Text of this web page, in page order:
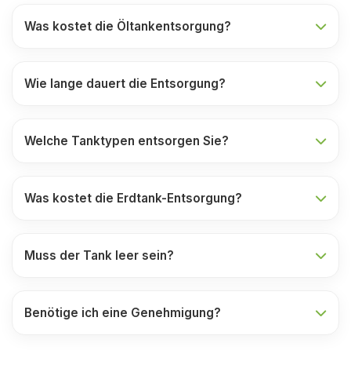
Was kostet die Öltankentsorgung?
Wie lange dauert die Entsorgung?
Welche Tanktypen entsorgen Sie?
Was kostet die Erdtank-Entsorgung?
Muss der Tank leer sein?
Benötige ich eine Genehmigung?